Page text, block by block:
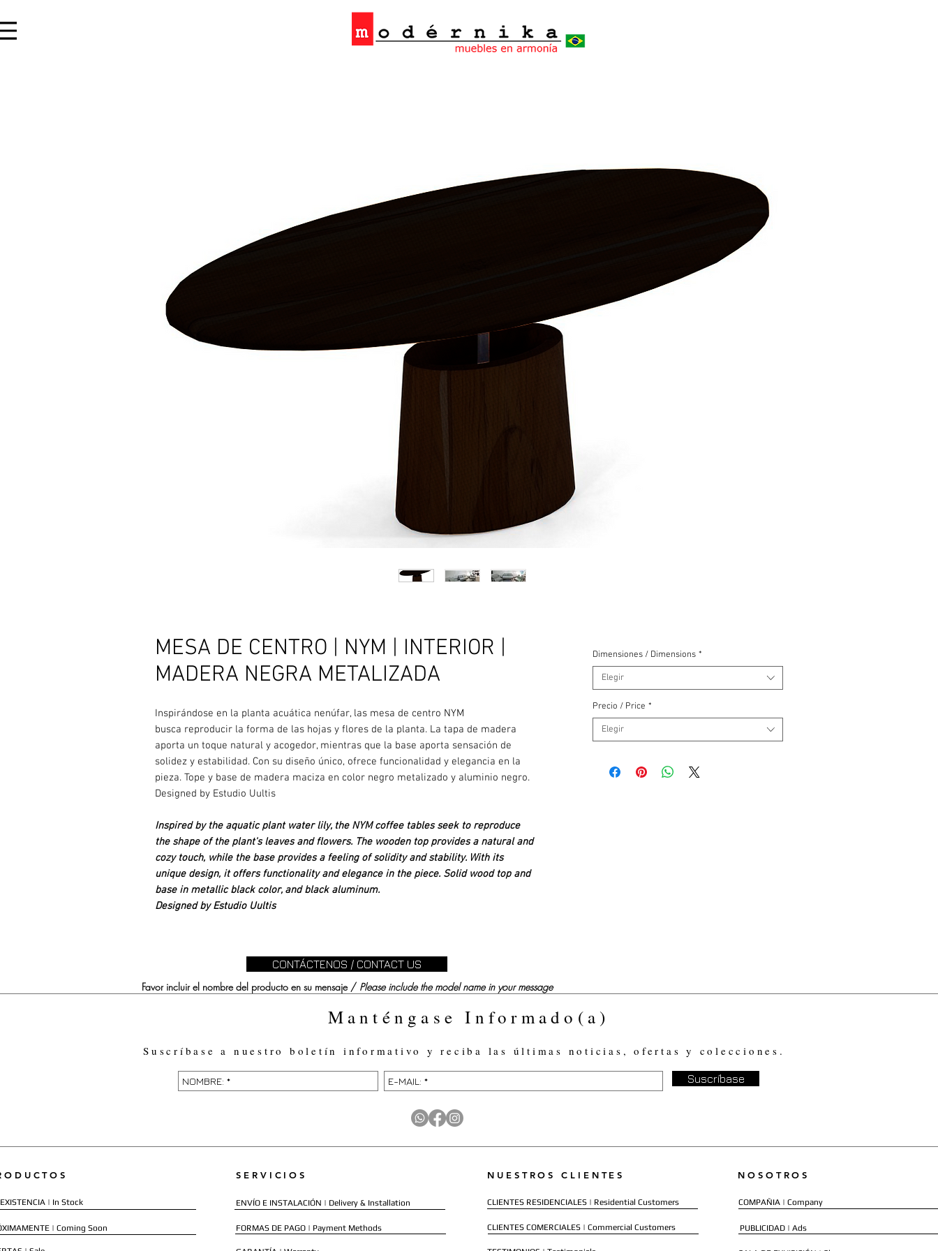
MESA DE CENTRO | NYM | INTERIOR |
MADERA NEGRA METALIZADA
Inspirándose en la planta acuática nenúfar, las mesa de centro NYM
busca reproducir la forma de las hojas y flores de la planta. La tapa de madera
aporta un toque natural y acogedor, mientras que la base aporta sensación de
solidez y estabilidad. Con su diseño único, ofrece funcionalidad y elegancia en la
pieza. Tope y base de madera maciza en color negro metalizado y aluminio negro.
Designed by Estudio Uultis
Inspired by the aquatic plant water lily, the NYM coffee tables seek to reproduce
the shape of the plant's leaves and flowers. The wooden top provides a natural and
cozy touch, while the base provides a feeling of solidity and stability. With its
unique design, it offers functionality and elegance in the piece. Solid wood top and
base in metallic black color, and black aluminum.
Designed by Estudio Uultis
Dimensiones / Dimensions *
Elegir
Precio / Price *
Elegir
CONTÁCTENOS / CONTACT US
Favor incluir el nombre del producto en su mensaje / Please include the model name in your message
Manténgase Informado(a)
Suscríbase a nuestro boletín informativo y reciba las últimas noticias, ofertas y colecciones.
Suscríbase
| In Stock
| Coming Soon
SERVICIOS
ENVÍO E INSTALACIÓN | Delivery & Installation
FORMAS DE PAGO | Payment Methods
NUESTROS CLIENTES
CLIENTES RESIDENCIALES | Residential Customers
CLIENTES COMERCIALES | Commercial Customers
NOSOTROS
COMPAÑIA | Company
PUBLICIDAD | Ads